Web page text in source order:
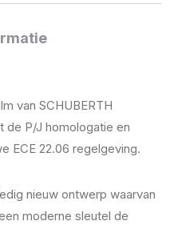
van SCHUBERTH
P/J homologatie en
ECE 22.06 regelgeving.
nieuw ontwerp waarvan
moderne sleutel de